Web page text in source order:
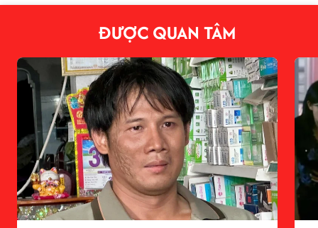
ĐƯỢC QUAN TÂM